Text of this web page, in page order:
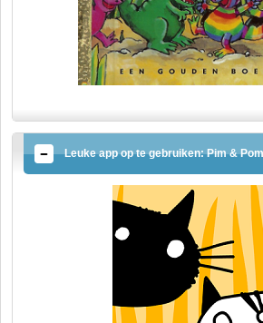
Leuke app op te gebruiken: Pim &